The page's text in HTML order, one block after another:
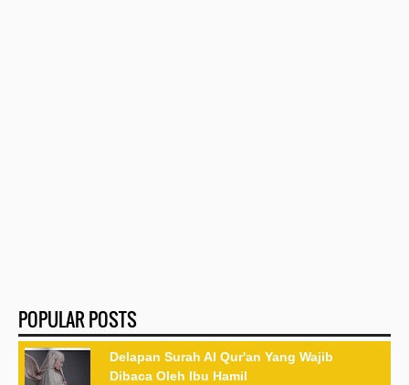
POPULAR POSTS
Delapan Surah Al Qur'an Yang Wajib
Dibaca Oleh Ibu Hamil